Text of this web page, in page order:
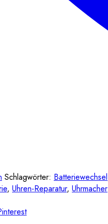
Schlagwörter: Batteriewechsel
, Uhren-Reparatur, Uhrmacher